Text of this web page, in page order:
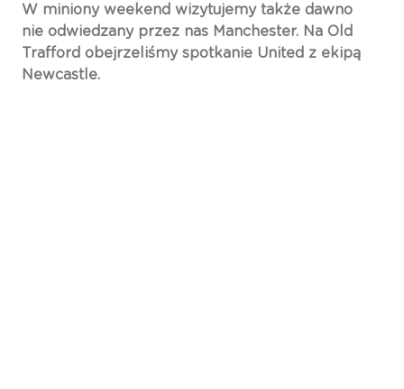
W miniony weekend wizytujemy także dawno
nie odwiedzany przez nas Manchester. Na Old
Trafford obejrzeliśmy spotkanie United z ekipą
Newcastle.